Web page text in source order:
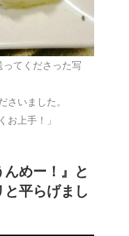
ってくださった写
さいました。
お上手！」
んめー！』と
平らげまし